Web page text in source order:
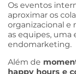
Os eventos
aproximar os
organizacional e
as equipes, uma
endomarketing.
Além de
happy hours e